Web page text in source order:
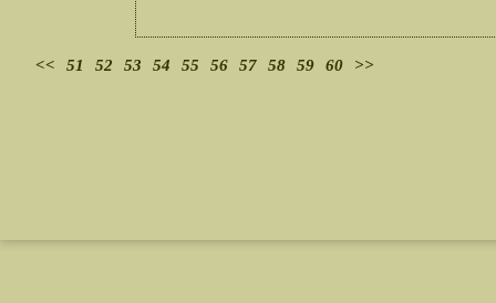
<< 51 52 53 54 55 56 57 58 59 60 >>